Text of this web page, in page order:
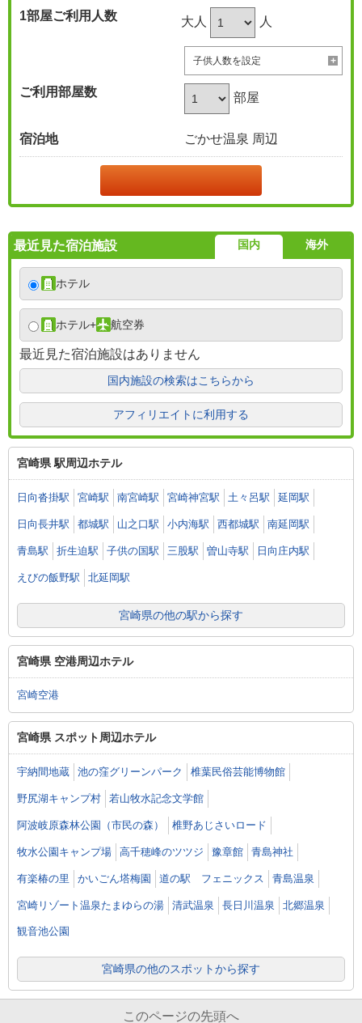
1部屋ご利用人数 大人 人
子供人数を設定
ご利用部屋数 部屋
宿泊地 ごかせ温泉 周辺
最近見た宿泊施設 国内 海外
ホテル
ホテル+ 航空券
最近見た宿泊施設はありません
国内施設の検索はこちらから
アフィリエイトに利用する
宮崎県 駅周辺ホテル
日向沓掛駅 宮崎駅 南宮崎駅 宮崎神宮駅 土々呂駅 延岡駅
日向長井駅 都城駅 山之口駅 小内海駅 西都城駅 南延岡駅
青島駅 折生迫駅 子供の国駅 三股駅 曽山寺駅 日向庄内駅
えびの飯野駅 北延岡駅
宮崎県の他の駅から探す
宮崎県 空港周辺ホテル
宮崎空港
宮崎県 スポット周辺ホテル
宇納間地蔵 池の窪グリーンパーク 椎葉民俗芸能博物館
野尻湖キャンプ村 若山牧水記念文学館
阿波岐原森林公園（市民の森） 椎野あじさいロード
牧水公園キャンプ場 高千穂峰のツツジ 豫章館 青島神社
有楽椿の里 かいごん塔梅園 道の駅 フェニックス 青島温泉
宮崎リゾート温泉たまゆらの湯 清武温泉 長日川温泉 北郷温泉
観音池公園
宮崎県の他のスポットから探す
このページの先頭へ